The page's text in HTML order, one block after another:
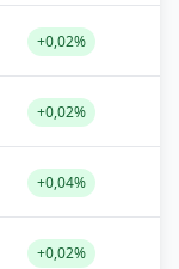
+0,02%
+0,02%
+0,04%
+0,02%